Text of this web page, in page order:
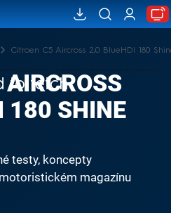
Citroen C5 Aircross 2,0 BlueHDI 180
to fetch
180 SHINE
testy, koncepty
magazínu